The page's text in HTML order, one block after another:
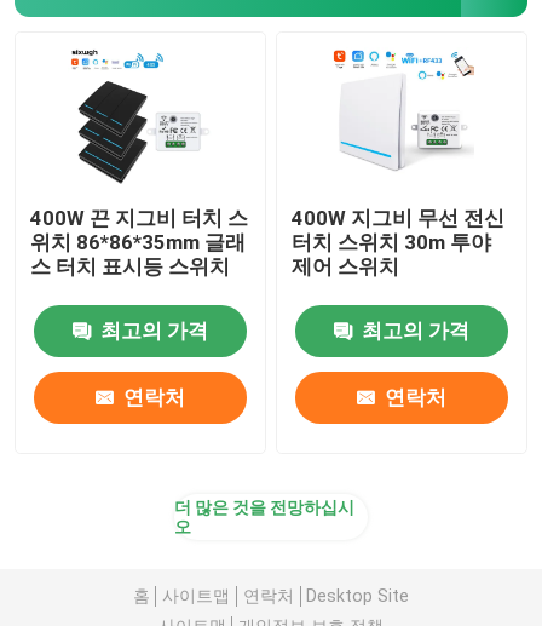
400W 끈 지그비 터치 스
위치 86*86*35mm 글래
스 터치 표시등 스위치
최고의 가격
연락처
400W 지그비 무선 전신
터치 스위치 30m 투야
제어 스위치
최고의 가격
연락처
더 많은 것을 전망하십시
오
홈 사이트맵 연락처
Desktop Site